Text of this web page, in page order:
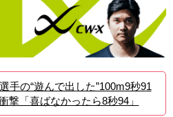
手の“遊んで出した”100m9秒91
撃「喜ばなかったら8秒94」